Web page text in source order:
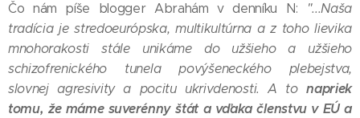
Čo nám píše blogger Abrahám v denníku N:
"...Naša
tradícia je stredoeurópska, multikultúrna a z toho lievika
mnohorakosti stále unikáme do užšieho a užšieho
schizofrenického tunela povýšeneckého plebejstva,
slovnej agresivity a pocitu ukrivdenosti. A tonapriek
tomu, že máme suverénny štát a vďaka členstvu v EÚ a